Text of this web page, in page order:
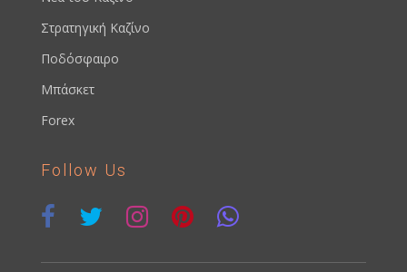
Στρατηγική Καζίνο
Ποδόσφαιρο
Μπάσκετ
Forex
Follow Us